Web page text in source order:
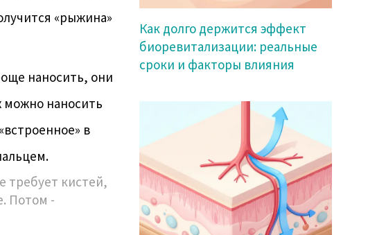
«рыжина»
наносить, они
можно наносить
в
требует кистей,
Потом -
Как долго держится эффект
биоревитализации: реальные
сроки и факторы влияния